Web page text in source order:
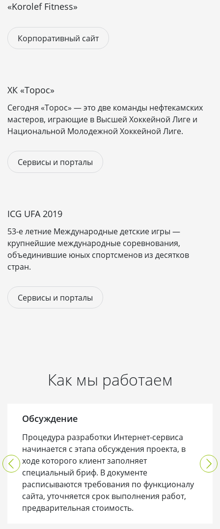
Корпоративный сайт
После завершения разработки передаём готовый
сайт с доменом и бесплатным хостингом на месяц.
пожалуйста,
стоимость и сроки реализации проекта.
«Korolef Fitness»
Корпоративный сайт
ХК «Торос»
Сегодня «Торос» — это две команды нефтекамских
мастеров, играющие в Высшей Хоккейной Лиге и
Национальной Молодежной Хоккейной Лиге.
Сервисы и порталы
ICG UFA 2019
53-е летние Международные детские игры —
крупнейшие международные соревнования,
объединившие юных спортсменов из десятков
стран.
Сервисы и порталы
Как мы работаем
Обсуждение
Процедура разработки Интернет-сервиса
начинается с этапа обсуждения проекта, в
ходе которого клиент заполняет
специальный бриф. В документе
расписываются требования по функционалу
сайта, уточняется срок выполнения работ,
предварительная стоимость.